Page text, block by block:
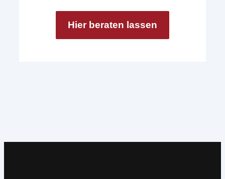
Hier beraten lassen